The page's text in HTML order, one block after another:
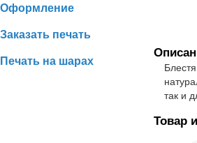
Оформление
Заказать печать
Печать на шарах
так и
Товар